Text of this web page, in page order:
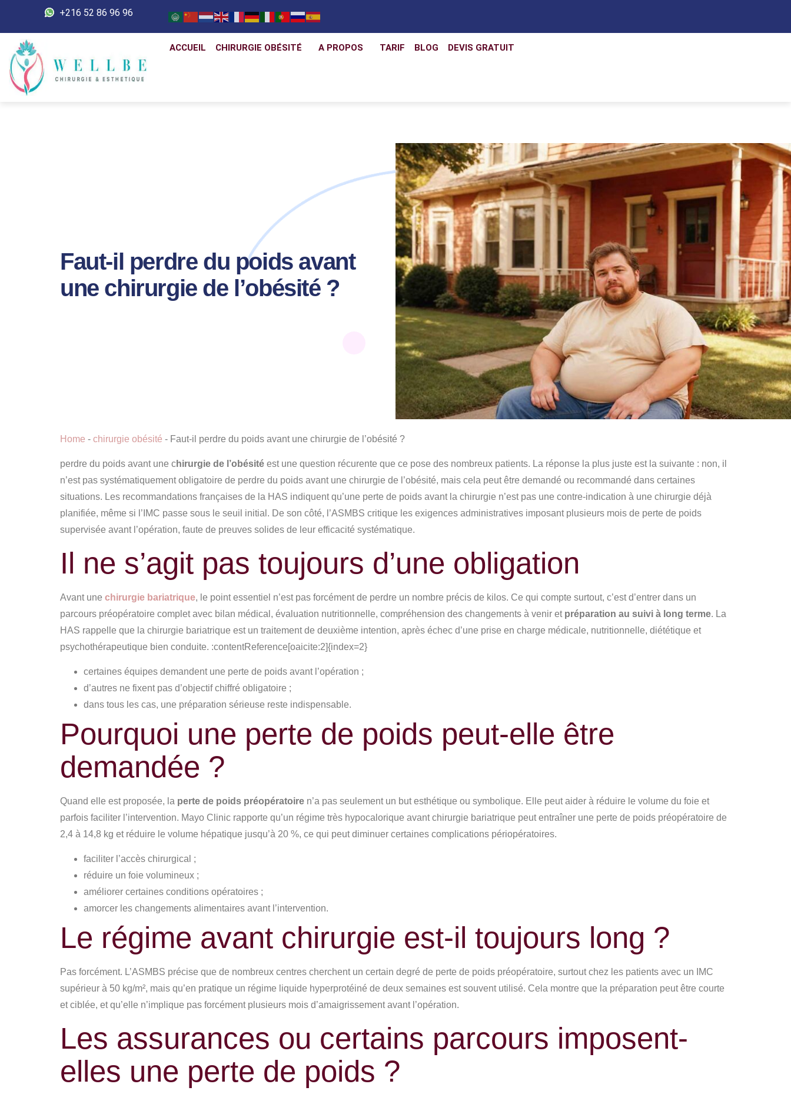
+216 52 86 96 96
ACCUEIL CHIRURGIE OBÉSITÉ A PROPOS TARIF BLOG DEVIS GRATUIT
Faut-il perdre du poids avant
une chirurgie de l’obésité ?
Home - chirurgie obésité - Faut-il perdre du poids avant une chirurgie de l’obésité ?
perdre du poids avant une chirurgie de l’obésité est une question récurente que ce pose des nombreux patients. La réponse la plus juste est la suivante : non, il
n’est pas systématiquement obligatoire de perdre du poids avant une chirurgie de l’obésité, mais cela peut être demandé ou recommandé dans certaines
situations. Les recommandations françaises de la HAS indiquent qu’une perte de poids avant la chirurgie n’est pas une contre-indication à une chirurgie déjà
planifiée, même si l’IMC passe sous le seuil initial. De son côté, l’ASMBS critique les exigences administratives imposant plusieurs mois de perte de poids
supervisée avant l’opération, faute de preuves solides de leur efficacité systématique.
Il ne s’agit pas toujours d’une obligation
Avant une chirurgie bariatrique, le point essentiel n’est pas forcément de perdre un nombre précis de kilos. Ce qui compte surtout, c’est d’entrer dans un
parcours préopératoire complet avec bilan médical, évaluation nutritionnelle, compréhension des changements à venir et préparation au suivi à long terme. La
HAS rappelle que la chirurgie bariatrique est un traitement de deuxième intention, après échec d’une prise en charge médicale, nutritionnelle, diététique et
psychothérapeutique bien conduite. :contentReference[oaicite:2]{index=2}
certaines équipes demandent une perte de poids avant l’opération ;
d’autres ne fixent pas d’objectif chiffré obligatoire ;
dans tous les cas, une préparation sérieuse reste indispensable.
Pourquoi une perte de poids peut-elle être
demandée ?
Quand elle est proposée, la perte de poids préopératoire n’a pas seulement un but esthétique ou symbolique. Elle peut aider à réduire le volume du foie et
parfois faciliter l’intervention. Mayo Clinic rapporte qu’un régime très hypocalorique avant chirurgie bariatrique peut entraîner une perte de poids préopératoire de
2,4 à 14,8 kg et réduire le volume hépatique jusqu’à 20 %, ce qui peut diminuer certaines complications périopératoires.
faciliter l’accès chirurgical ;
réduire un foie volumineux ;
améliorer certaines conditions opératoires ;
amorcer les changements alimentaires avant l’intervention.
Le régime avant chirurgie est-il toujours long ?
Pas forcément. L’ASMBS précise que de nombreux centres cherchent un certain degré de perte de poids préopératoire, surtout chez les patients avec un IMC
supérieur à 50 kg/m², mais qu’en pratique un régime liquide hyperprotéiné de deux semaines est souvent utilisé. Cela montre que la préparation peut être courte
et ciblée, et qu’elle n’implique pas forcément plusieurs mois d’amaigrissement avant l’opération.
Les assurances ou certains parcours imposent-
elles une perte de poids ?